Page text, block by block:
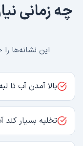
چه زمانی
این نشانه‌ها
بالا آمدن آب تا
تخلیه بسیار کند